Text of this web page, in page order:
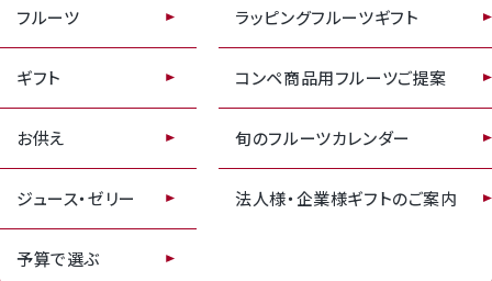
レビューキャンペーンのご案内
receipt_long contact_support
フルーツ
ギフト
お供え
ジュース・ゼリー
予算で選ぶ
ラッピングフルーツギフト
コンペ商品用フルーツご提案
旬のフルーツカレンダー
法人様・企業様ギフトのご案内